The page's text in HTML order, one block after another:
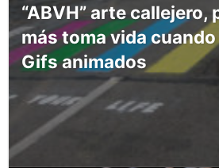
“ABVH” arte callejero,
más toma vida
Gifs animados